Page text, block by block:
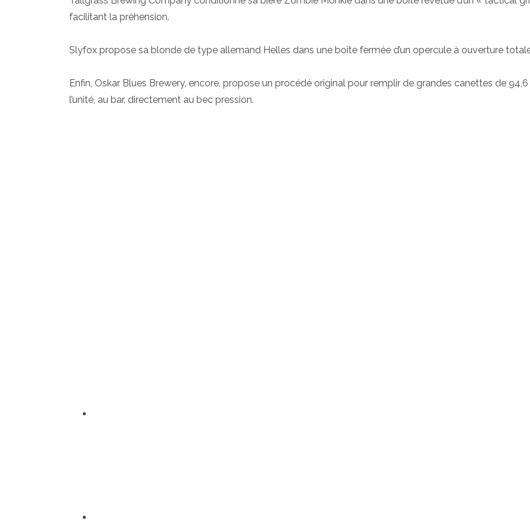
facilitant la préhension.
Slyfox propose sa blonde de type allemand Helles dans une boîte fermée d’un opercule à ouverture
Enfin, Oskar Blues Brewery, encore, propose un procédé original pour remplir de grandes canettes de 94,6
l’unité, au bar, directement au bec pression.